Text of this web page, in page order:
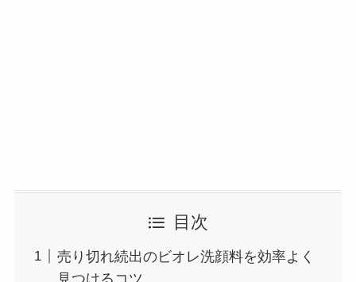
目次
売り切れ続出のビオレ洗顔料を効率よく
見つけるコツ